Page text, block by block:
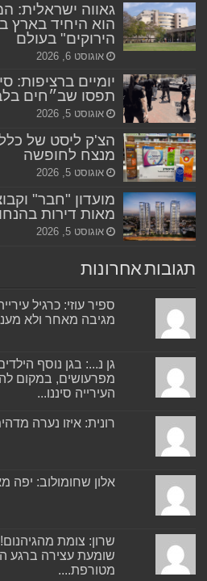
גאווה ישראלית:
הוא היחיד בארץ
הירוקים" בעולם
אוגוסט 6, 2026
יומיים ברציפות:
תפסו שב״חים
אוגוסט 5, 2026
הצ'ק ליסט של
מנצח לחופשה
אוגוסט 5, 2026
מועדון "חבר"
מאות דירות
אוגוסט 5, 2026
תגובות אחרונות
ספיר עוזי: כרגיל
מגיבה מאחר ולא
גן נ...: בגן נוסף
מפרעושים, במקום
העירייה סיננו...
רונית: איזו נערה
אלון שחומולוב: יפה
שרון: צומת
שומעת עצירה ברגע
מטורפת....